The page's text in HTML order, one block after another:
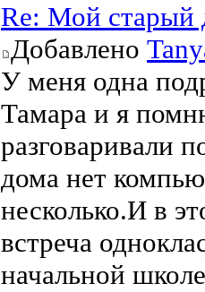
Re: Мой старый
Добавлено
У меня одна
Тамара и я
разговаривали
дома нет
несколько.И в
встреча
начальной